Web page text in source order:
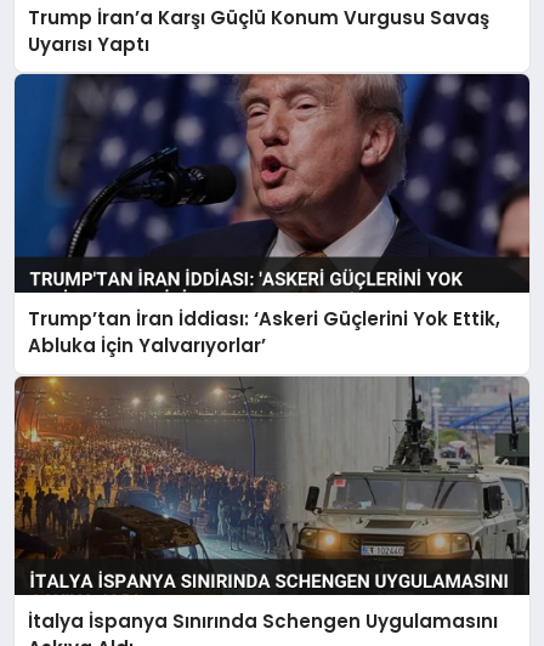
Trump İran’a Karşı Güçlü Konum Vurgusu Savaş
Uyarısı Yaptı
Trump’tan İran İddiası: ‘Askeri Güçlerini Yok Ettik,
Abluka İçin Yalvarıyorlar’
İtalya İspanya Sınırında Schengen Uygulamasını